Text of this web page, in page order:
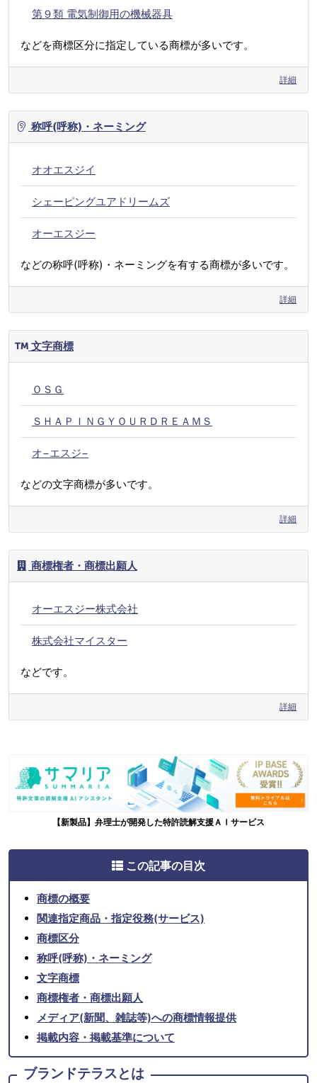
第９類 電気制御用の機械器具
などを商標区分に指定している商標が多いです。
詳細
称呼(呼称)・ネーミング
オオエスジイ
シェーピングユアドリームズ
オーエスジー
などの称呼(呼称)・ネーミングを有する商標が多いです。
詳細
文字商標
ＯＳＧ
ＳＨＡＰＩＮＧＹＯＵＲＤＲＥＡＭＳ
オ−エスジ−
などの文字商標が多いです。
詳細
商標権者・商標出願人
オーエスジー株式会社
株式会社マイスター
などです。
詳細
【新製品】弁理士が開発した特許読解支援ＡＩサービス
この記事の目次
商標の概要
関連指定商品・指定役務(サービス)
商標区分
称呼(呼称)・ネーミング
文字商標
商標権者・商標出願人
メディア(新聞、雑誌等)への商標情報提供
掲載内容・掲載基準について
ブランドテラスとは